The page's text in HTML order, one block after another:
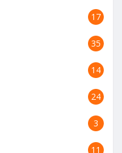
17
35
14
24
3
11